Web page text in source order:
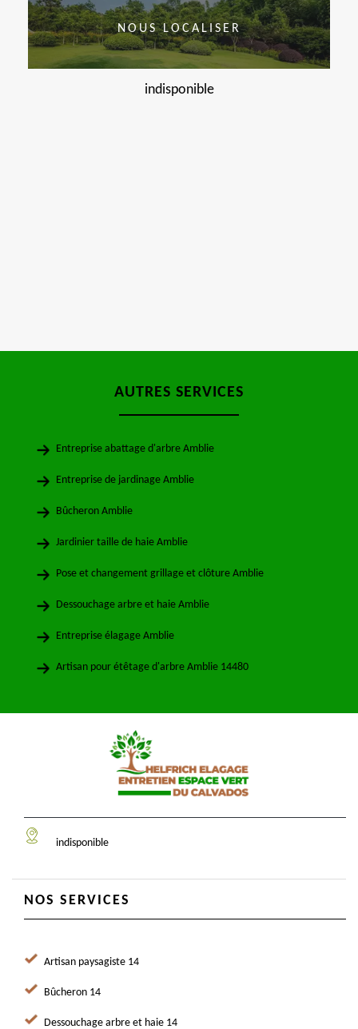
NOUS LOCALISER
indisponible
AUTRES SERVICES
Entreprise abattage d'arbre Amblie
Entreprise de jardinage Amblie
Bûcheron Amblie
Jardinier taille de haie Amblie
Pose et changement grillage et clôture Amblie
Dessouchage arbre et haie Amblie
Entreprise élagage Amblie
Artisan pour étêtage d'arbre Amblie 14480
indisponible
NOS SERVICES
Artisan paysagiste 14
Bûcheron 14
Dessouchage arbre et haie 14